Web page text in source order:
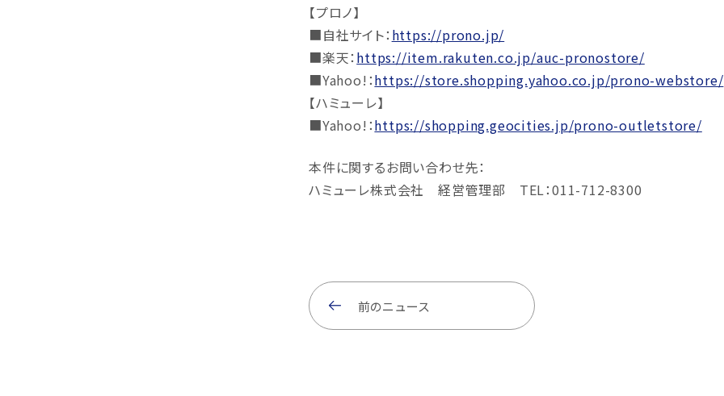
【プロノ】
■自社サイト： https://prono.jp/
■楽天： https://item.rakuten.co.jp/auc-pronostore/
■Yahoo!：https://store.shopping.yahoo.co.jp/prono-webstore/
【ハミューレ】
■Yahoo!：https://shopping.geocities.jp/prono-outletstore/
本件に関するお問い合わせ先：
ハミューレ株式会社 経営管理部 TEL：011-712-8300
前のニュース